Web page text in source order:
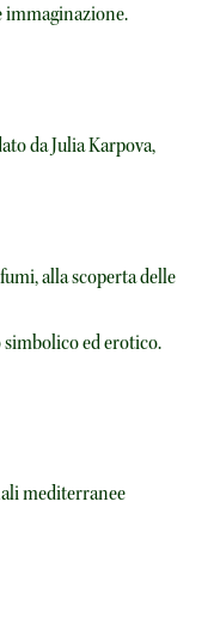
immaginazione.
da Julia Karpova,
alla scoperta delle
simbolico ed erotico.
mediterranee